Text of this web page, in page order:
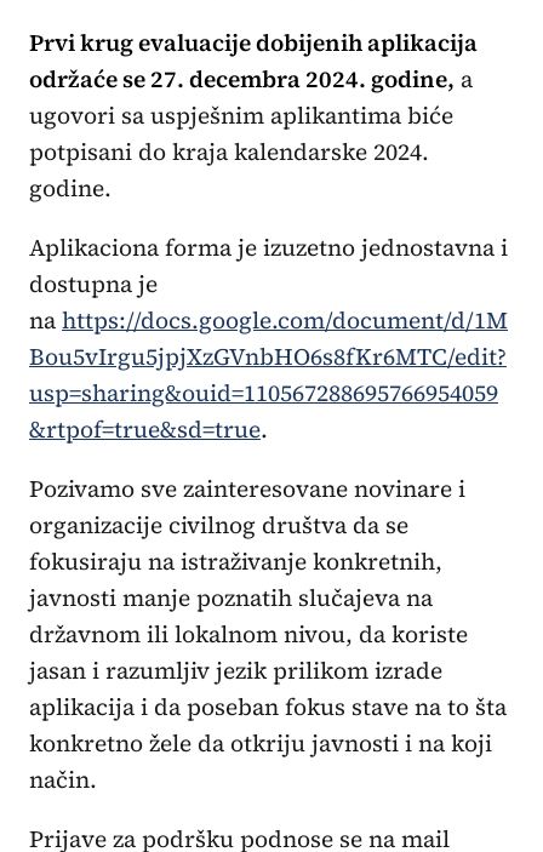
Prvi krug evaluacije dobijenih aplikacija
održaće se 27. decembra 2024. godine, a
ugovori sa uspješnim aplikantima biće
potpisani do kraja kalendarske 2024.
godine.
Aplikaciona forma je izuzetno jednostavna i
dostupna je
nahttps://docs.google.com/document/d/1M
Bou5vIrgu5jpjXzGVnbHO6s8fKr6MTC/edit?
usp=sharing&ouid=110567288695766954059
&rtpof=true&sd=true.
Pozivamo sve zainteresovane novinare i
organizacije civilnog društva da se
fokusiraju na istraživanje konkretnih,
javnosti manje poznatih slučajeva na
državnom ili lokalnom nivou, da koriste
jasan i razumljiv jezik prilikom izrade
aplikacija i da poseban fokus stave na to šta
konkretno žele da otkriju javnosti i na koji
način.
Prijave za podršku podnose se na mail